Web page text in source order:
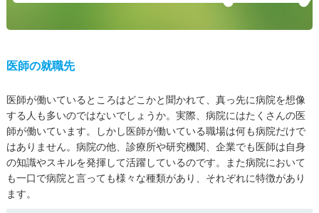
医師の就職先
医師が働いているところはどこかと聞かれて、真っ先に病院を想像
する人も多いのではないでしょうか。実際、病院にはたくさんの医
師が働いています。しかし医師が働いている職場は何も病院だけで
はありません。病院の他、診療所や研究機関、企業でも医師は自身
の知識やスキルを発揮して活躍しているのです。また病院において
も一口で病院と言っても様々な種類があり、それぞれに特徴があり
ます。